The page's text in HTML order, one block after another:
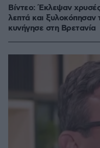
Βίντεο: Έκλεψαν
λεπτά και
κυνήγησε στη Βρετανία